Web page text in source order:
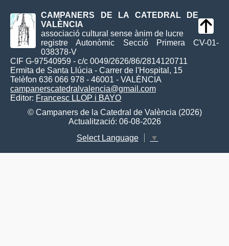
CAMPANERS DE LA CATEDRAL DE
VALÈNCIA
associació cultural sense ànim de lucre
registre Autonòmic Secció Primera CV-01-
038378-V
CIF G-97540959 - c/c 0049/2626/86/2814120711
Ermita de Santa Llúcia - Carrer de l'Hospital, 15
Telèfon 636 066 978 - 46001 - VALÈNCIA
campanerscatedralvalencia@gmail.com
Editor: Francesc LLOP i BAYO
© Campaners de la Catedral de València (2026)
Actualització: 06-08-2026
Select Language
▼